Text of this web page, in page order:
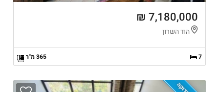
7,180,000 ₪
הוד השרון
7 365 מ"ר